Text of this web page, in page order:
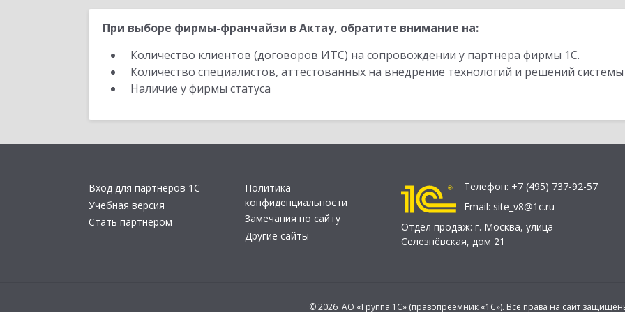
При выборе фирмы-франчайзи в Актау, обратите внимание на:
Количество клиентов (договоров ИТС) на сопровождении у партнера фирмы 1С.
Количество специалистов, аттестованных на внедрение технологий и решений
Наличие у фирмы статуса
Вход для партнеров 1С
Учебная версия
Стать партнером
Политика
конфиденциальности
Замечания по сайту
Другие сайты
Телефон: +7 (495) 737-92-57
Email: site_v8@1c.ru
Отдел продаж: г. Москва, улица
Селезнёвская, дом 21
© 2026 АО «Группа 1С» (правопреемник «1С»). Все права на сайт